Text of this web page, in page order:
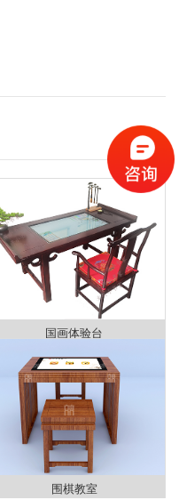
国画体验台
围棋教室